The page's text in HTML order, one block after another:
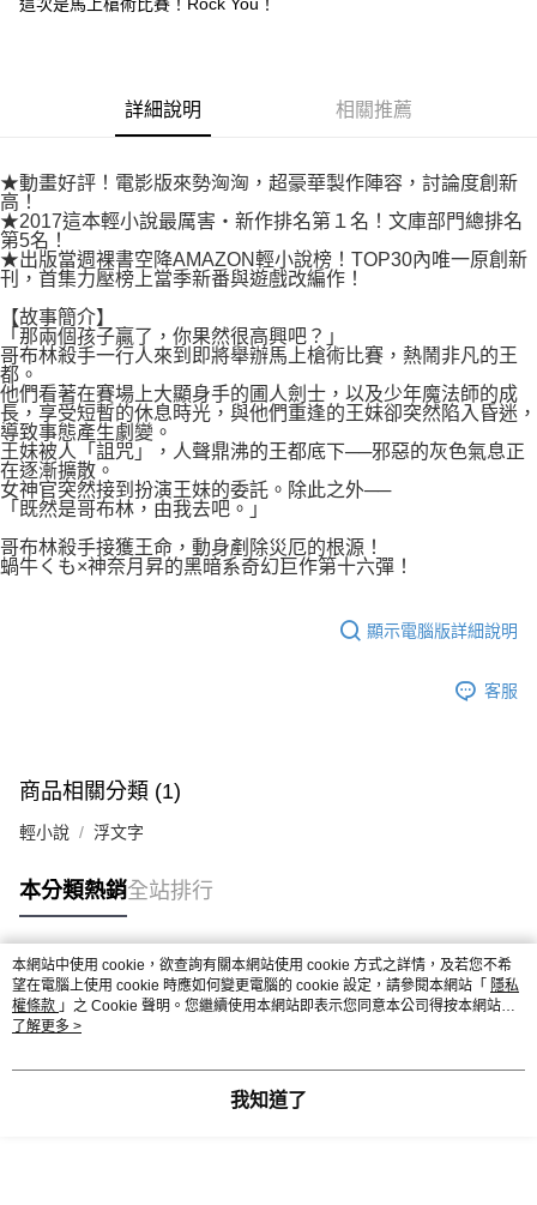
易，需依本服務之必要範圍內提供個人資料，並將交易相關給付款項請求債
https://aftee.tw/terms/#terms3
３．未成年的使用者請事先徵得法定代理人或監護人之同意方可使用
「AFTEE先享後付」，若未經同意申辦者引起之損失，本公司不負相關責
任。
４．使用「AFTEE先享後付」時，將依據個別帳號之用戶狀況，依本公司即
時審查核予不同之上限額度；若仍有額度不足之情形，本公司將視審查結果
５．嚴禁一人註冊多個帳號或使用他人資訊註冊。若發現惡意使用之情形，
恩沛科技股份有限公司將有權停止該用戶之使用額度並採取法律行動。
每筆NT$80，滿NT$500(含以上)免運費
付款後7-11取貨
宅配
每筆NT$100，滿NT$800(含以上)免運費
國家/地區配送
詳細說明 相關推薦
★動畫好評！電影版來勢洶洶，超豪華製作陣容，討論度創新
高！
★2017這本輕小說最厲害‧新作排名第１名！文庫部門總排名
第5名！
★出版當週裸書空降AMAZON輕小說榜！TOP30內唯一原創新
刊，首集力壓榜上當季新番與遊戲改編作！
【故事簡介】
「那兩個孩子贏了，你果然很高興吧？」
哥布林殺手一行人來到即將舉辦馬上槍術比賽，熱鬧非凡的王
都。
他們看著在賽場上大顯身手的圃人劍士，以及少年魔法師的成
長，享受短暫的休息時光，與他們重逢的王妹卻突然陷入昏迷，
導致事態產生劇變。
王妹被人「詛咒」，人聲鼎沸的王都底下──邪惡的灰色氣息正
在逐漸擴散。
女神官突然接到扮演王妹的委託。除此之外──
「既然是哥布林，由我去吧。」
哥布林殺手接獲王命，動身剷除災厄的根源！
蝸牛くも×神奈月昇的黑暗系奇幻巨作第十六彈！
顯示電腦版詳細說明
客服
商品相關分類 (1)
輕小說 浮文字
本分類熱銷全站排行
熱門標籤
本網站中使用 cookie，欲查詢有關本網站使用 cookie 方式之詳情，及若您不希
望在電腦上使用 cookie 時應如何變更電腦的 cookie 設定，請參閱本網站「 隱私
權條款 」之 Cookie 聲明。您繼續使用本網站即表示您同意本公司得按本網站使
用條款之 Cookie 聲明使用 cookie。
了解更多 >
我知道了